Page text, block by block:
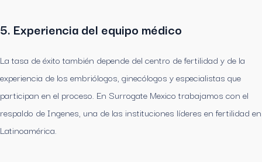
5. Experiencia del equipo médico
La tasa de éxito también depende del centro de fertilidad y de la
experiencia de los embriólogos, ginecólogos y especialistas que
participan en el proceso. En Surrogate Mexico trabajamos con el
respaldo de Ingenes, una de las instituciones líderes en fertilidad en
Latinoamérica.